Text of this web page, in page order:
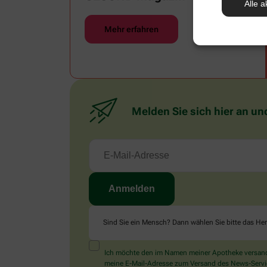
Alle
Mehr erfahren
Melden Sie sich hier an
Sind Sie ein Mensch? Dann wählen Sie bitte das
Ich möchte den im Namen meiner Apotheke
meine E-Mail-Adresse zum Versand des News-